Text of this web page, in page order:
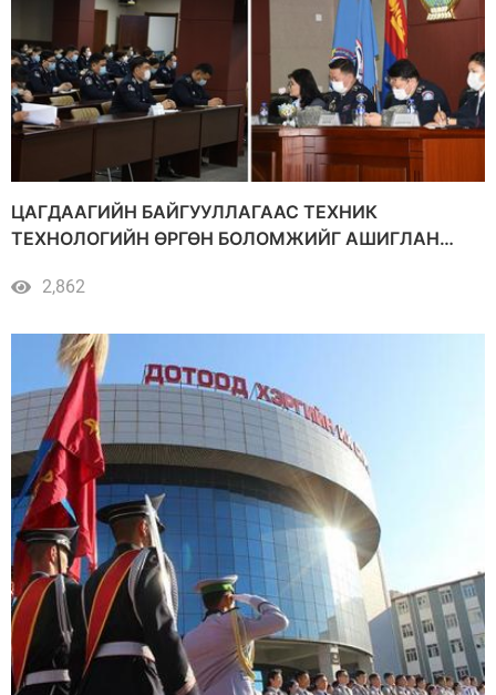
ЦАГДААГИЙН БАЙГУУЛЛАГААС ТЕХНИК
ТЕХНОЛОГИЙН ӨРГӨН БОЛОМЖИЙГ АШИГЛАН
2,862